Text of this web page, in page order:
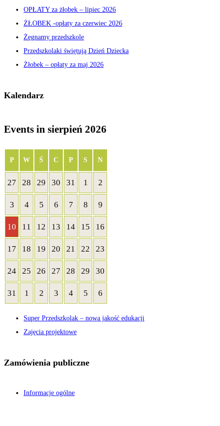
OPŁATY za żłobek – lipiec 2026
ŻŁOBEK -opłaty za czerwiec 2026
Żegnamy przedszkole
Przedszkolaki świętują Dzień Dziecka
Żłobek – opłaty za maj 2026
Kalendarz
Events in sierpień 2026
PPONIEDZIAŁEK
WWTOREK
ŚŚRODA
C CZWARTEK
PPIĄTEK
SSOBOTA
NNIEDZIELA
27 27
2026
28 28
2026
29 29
2026
30 30
2026
31
2026
1
2026
22
2026
33
2026
44
2026
55
2026
66
2026
77
2026
88
2026
99
2026
10 10
2026
11 11
2026
12 12
2026
13 13
2026
1414
2026
15 15
2026
16
2026
17 17
2026
18 18
2026
19 19
2026
20 20
2026
21 21
2026
22 22
2026
23
2026
2424
2026
25 25
2026
26 26
2026
27 27
2026
28 28
2026
29 29
2026
30
2026
31
2026
1
2026
22
33
44
55
2026
66
2026
Super Przedszkolak – nowa jakość edukacji
Zajęcia projektowe
Zamówienia publiczne
Informacje ogólne